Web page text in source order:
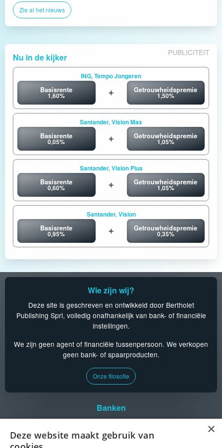
Zie al het nieuws
Nu in de kijker PUBLICITEIT
ING, Tempo Jongeren
Basisrente
1,60%
Getrouwheidspremie
1,50%
Santander, Vision Max
Basisrente
0,05%
Getrouwheidspremie
1,05%
Santander, Vision Plus
Basisrente
0,60%
Getrouwheidspremie
1,05%
Santander, Vision
Basisrente
0,95%
Getrouwheidspremie
0,35%
Wie zijn wij?
Deze site is geschreven en ontwikkeld door Bertholet
Publishing Sprl, volledig onafhankelijk van bank- of financiële
instellingen.
We zijn geen agent of financiële tussenpersoon. We verkopen
geen bank- of spaarproducten.
Onze filosofie
Banken
BankB
Crelan
Deutsche Bank
Keytrade
Medirect
×
Deze website maakt gebruik van